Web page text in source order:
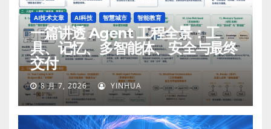
AI技术文章 AI科技 智慧城市 智能教育
一篇讲透 Agent 工程全景：工
具、记忆、多智能体、安全与最终
交付
8 月 7, 2026 YINHUA